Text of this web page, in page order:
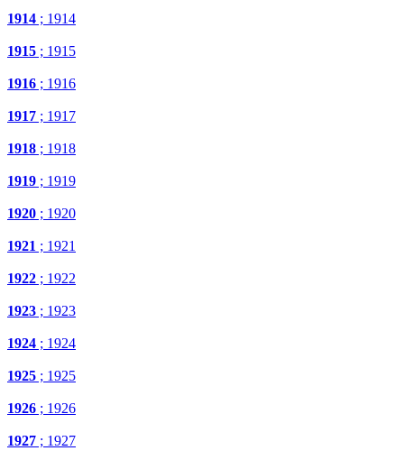
1914 ; 1914
1915 ; 1915
1916 ; 1916
1917 ; 1917
1918 ; 1918
1919 ; 1919
1920 ; 1920
1921 ; 1921
1922 ; 1922
1923 ; 1923
1924 ; 1924
1925 ; 1925
1926 ; 1926
1927 ; 1927